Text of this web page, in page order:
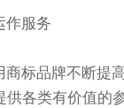
作服务
标品牌不断提
供各类有价值的